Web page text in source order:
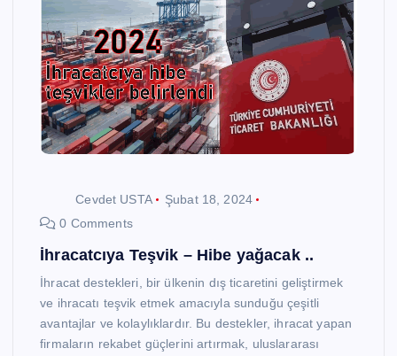
Cevdet USTA
Şubat 18, 2024
0 Comments
İhracatcıya Teşvik – Hibe yağacak ..
İhracat destekleri, bir ülkenin dış ticaretini geliştirmek
ve ihracatı teşvik etmek amacıyla sunduğu çeşitli
avantajlar ve kolaylıklardır. Bu destekler, ihracat yapan
firmaların rekabet güçlerini artırmak, uluslararası